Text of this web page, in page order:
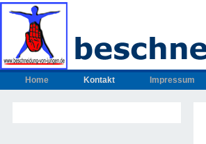
Home Kontakt Impressum